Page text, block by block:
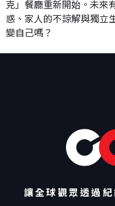
克」餐廳重新開始。未來
惑、家人的不諒解與獨立
變自己嗎？
讓全球觀眾透過